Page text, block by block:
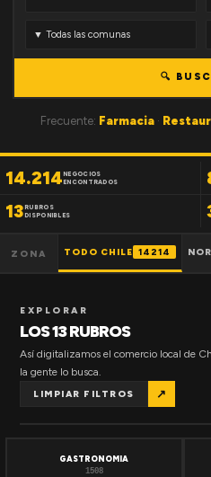
🔍
Frecuente: Farmacia ·
14.214NEGOCIOS
ENCONTRADOS
13RUBROS
DISPONIBLES
ZONA TODO CHILE 14214
EXPLORAR
LOS 13 RUBROS
Así digitalizamos el comercio local de
la gente lo busca.
LIMPIAR FILTROS ↗
GASTRONOMIA
1508